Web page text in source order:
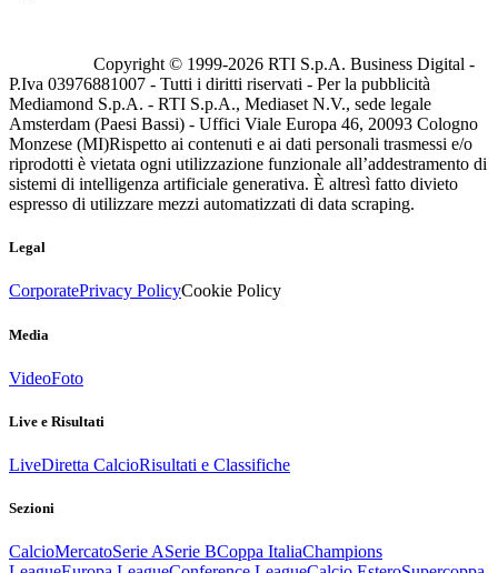
Copyright © 1999-2026 RTI S.p.A. Business Digital -
P.Iva 03976881007 - Tutti i diritti riservati - Per la pubblicità
Mediamond S.p.A. - RTI S.p.A., Mediaset N.V., sede legale
Amsterdam (Paesi Bassi) - Uffici Viale Europa 46, 20093 Cologno
Monzese (MI)Rispetto ai contenuti e ai dati personali trasmessi e/o
riprodotti è vietata ogni utilizzazione funzionale all’addestramento di
sistemi di intelligenza artificiale generativa. È altresì fatto divieto
espresso di utilizzare mezzi automatizzati di data scraping.
Legal
CorporatePrivacy PolicyCookie Policy
Media
VideoFoto
Live e Risultati
LiveDiretta CalcioRisultati e Classifiche
Sezioni
CalcioMercatoSerie ASerie BCoppa ItaliaChampions